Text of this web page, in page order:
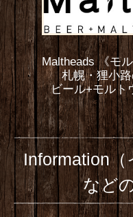
Maltheads 《モ
札幌・狸小路
ビール+モルト
Information
など